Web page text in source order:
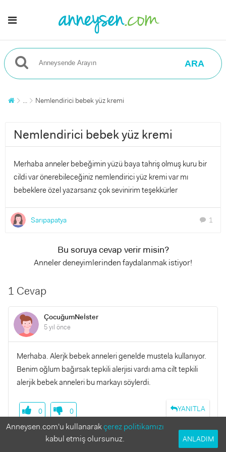
ARA
... Nemlendirici bebek yüz kremi
Nemlendirici bebek yüz kremi
Merhaba anneler bebeğimin yüzü baya tahriş olmuş kuru bir
cildi var önerebileceğiniz nemlendirici yüz kremi var mı
bebeklere özel yazarsanız çok sevinirim teşekkürler
Sarıpapatya chat 1
Bu soruya cevap verir misin?
Anneler deneyimlerinden faydalanmak istiyor!
1 Cevap
ÇocuğumNeİster
5 yıl önce
Merhaba. Alerjk bebek anneleri genelde mustela kullanıyor.
Benim oğlum bağırsak tepkili alerjisi vardı ama cilt tepkili
alerjik bebek anneleri bu markayı söylerdi.
YANITLA
0 0
Anneysen.com'u kullanarakçerez politikamızı
kabul etmiş olursunuz.
ANLADIM